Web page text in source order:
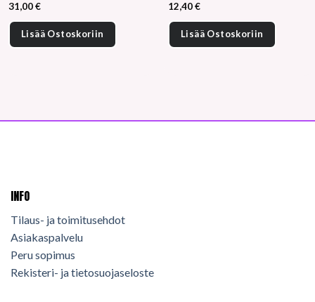
31,00€
Lisää Ostoskoriin
12,40€
Lisää Ostoskoriin
INFO
Tilaus- ja toimitusehdot
Asiakaspalvelu
Peru sopimus
Rekisteri- ja tietosuojaseloste